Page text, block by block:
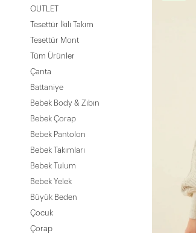
OUTLET
Tesettür İkili Takım
Tesettür Mont
Tüm Ürünler
Çanta
Battaniye
Bebek Body & Zıbın
Bebek Çorap
Bebek Pantolon
Bebek Takımları
Bebek Tulum
Bebek Yelek
Büyük Beden
Çocuk
Çorap